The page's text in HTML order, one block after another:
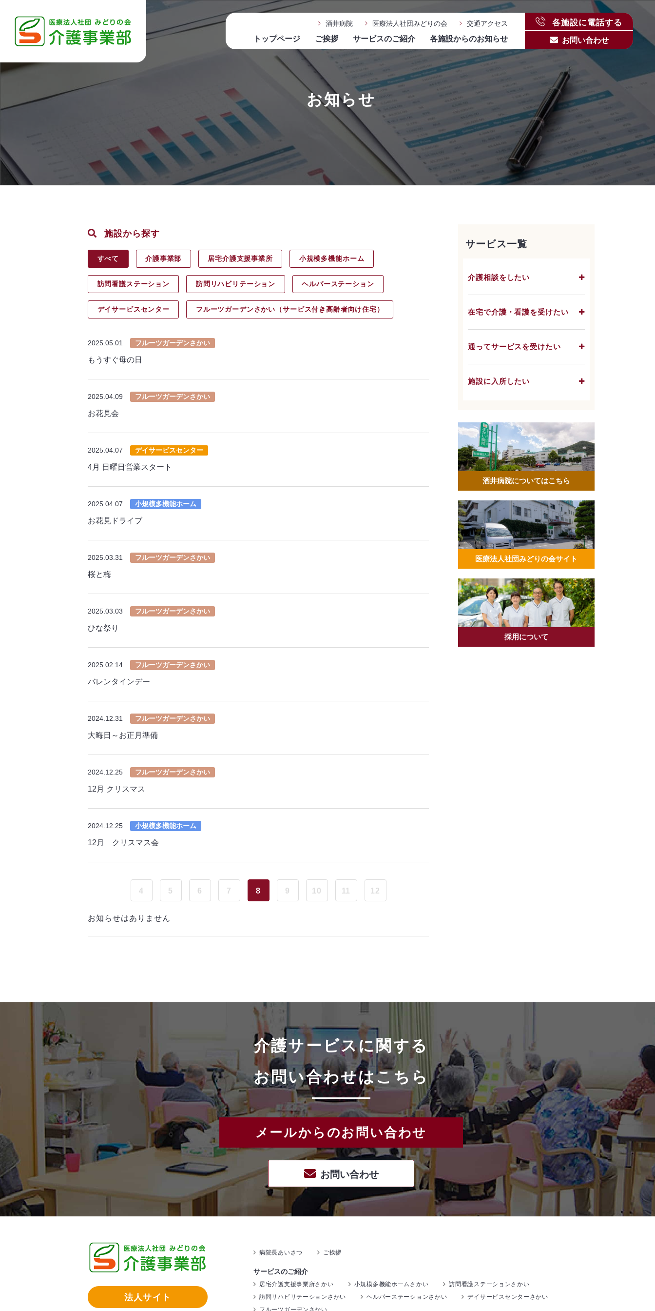
酒井病院 医療法人社団みどりの会 交通アクセス
トップページ ご挨拶 サービスのご紹介 各施設からのお知らせ
各施設に電話する
お問い合わせ
お知らせ
施設から探す
すべて 介護事業部 居宅介護支援事業所 小規模多機能ホーム
訪問看護ステーション 訪問リハビリ テーション ヘルパーステーション
デイサービスセンター フルーツガーデンさかい（サービス付き高齢者向け住宅）
2025.05.01 フルーツガーデンさかい
もうすぐ母の日
2025.04.09 フルーツガーデンさかい
お花見会
2025.04.07 デイサービスセンター
4月 日曜日営業スタート
2025.04.07 小規模多機能ホーム
お花見ドライブ
2025.03.31 フルーツガーデンさかい
桜と梅
2025.03.03 フルーツガーデンさかい
ひな祭り
2025.02.14 フルーツガーデンさかい
バレンタインデー
2024.12.31 フルーツガーデンさかい
大晦日～お正月準備
2024.12.25 フルーツガーデンさかい
12月 クリスマス
2024.12.25 小規模多機能ホーム
12月 クリスマス会
4 5 6 7 8 9 10 11 12
お知らせはありません
サービス一覧
介護相談をしたい
在宅で介護・看護を受けたい
通ってサービスを受けたい
施設に入所したい
酒井病院についてはこちら
医療法人社団みどりの会サイト
採用について
介護サービスに関する
お問い合わせはこちら
メールからのお問い合わせ
お問い合わせ
法人サイト
病院長あいさつ ご挨拶
サービスのご紹介
居宅介護支援事業所さかい 小規模多機能ホームさかい
訪問看護ステーションさかい
訪問リハビリテーションさかい
ヘルパーステーションさかい
デイサービスセンターさかい
フルーツガーデンさかい